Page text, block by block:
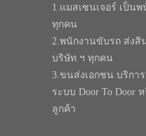
1.แมสเซนเจอร์ เป็น
ทุกคน
2.พนักงานขับรถ ส่งสิ
บริษัท ฯ ทุกคน
3.ขนส่งเอกชน บริกา
ระบบ Door To Door
ลูกค้า